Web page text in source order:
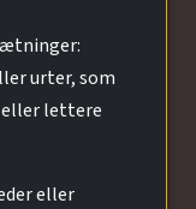
urter, som
eller lettere
eller